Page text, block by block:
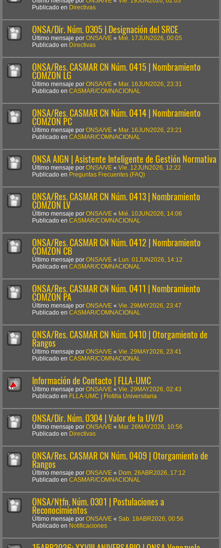
Publicado en Directivas
ONSA/Dir. Núm. 0305 | Designación del SRCE
Último mensaje por ONSA/VE « Mié. 17JUN2026, 00:05
Publicado en Directivas
ONSA/Res. CASMAR CN Núm. 0415 | Nombramiento
COMZON LG
Último mensaje por ONSA/VE « Mar. 16JUN2026, 23:31
Publicado en CASMAR/COMNACIONAL
ONSA/Res. CASMAR CN Núm. 0414 | Nombramiento
COMZON PC
Último mensaje por ONSA/VE « Mar. 16JUN2026, 23:21
Publicado en CASMAR/COMNACIONAL
ONSA AIGN | Asistente Inteligente de Gestión Normativa
Último mensaje por ONSA/VE « Vie. 12JUN2026, 12:22
Publicado en Preguntas Frecuentes (FAQ)
ONSA/Res. CASMAR CN Núm. 0413 | Nombramiento
COMZON LV
Último mensaje por ONSA/VE « Mié. 10JUN2026, 14:06
Publicado en CASMAR/COMNACIONAL
ONSA/Res. CASMAR CN Núm. 0412 | Nombramiento
COMZON CB
Último mensaje por ONSA/VE «
Lun. 01JUN2026, 14:12
Publicado en CASMAR/COMNACIONAL
ONSA/Res. CASMAR CN Núm. 0411 | Nombramiento
COMZON PA
Último mensaje por ONSA/VE « Vie. 29MAY2026, 23:47
Publicado en CASMAR/COMNACIONAL
ONSA/Res. CASMAR CN Núm. 0410 | Otorgamiento de
Rangos
Último mensaje por ONSA/VE « Vie. 29MAY2026, 23:41
Publicado en CASMAR/COMNACIONAL
Información de Contacto | FLLA-UMC
Último mensaje por ONSA/VE « Vie. 29MAY2026, 02:43
Publicado en FLLA-UMC | Flotilla Universitaria
ONSA/Dir. Núm. 0304 | Valor de la UV/O
Último mensaje por ONSA/VE « Mar. 26MAY2026, 10:56
Publicado en Directivas
ONSA/Res. CASMAR CN Núm. 0409 | Otorgamiento de
Rangos
Último mensaje por ONSA/VE « Dom. 26ABR2026, 17:12
Publicado en CASMAR/COMNACIONAL
ONSA/Ntfn. Núm. 0301 | Postulaciones a
Reconocimientos
Último mensaje por ONSA/VE « Sab. 18ABR2026, 00:56
Publicado en Notificaciones